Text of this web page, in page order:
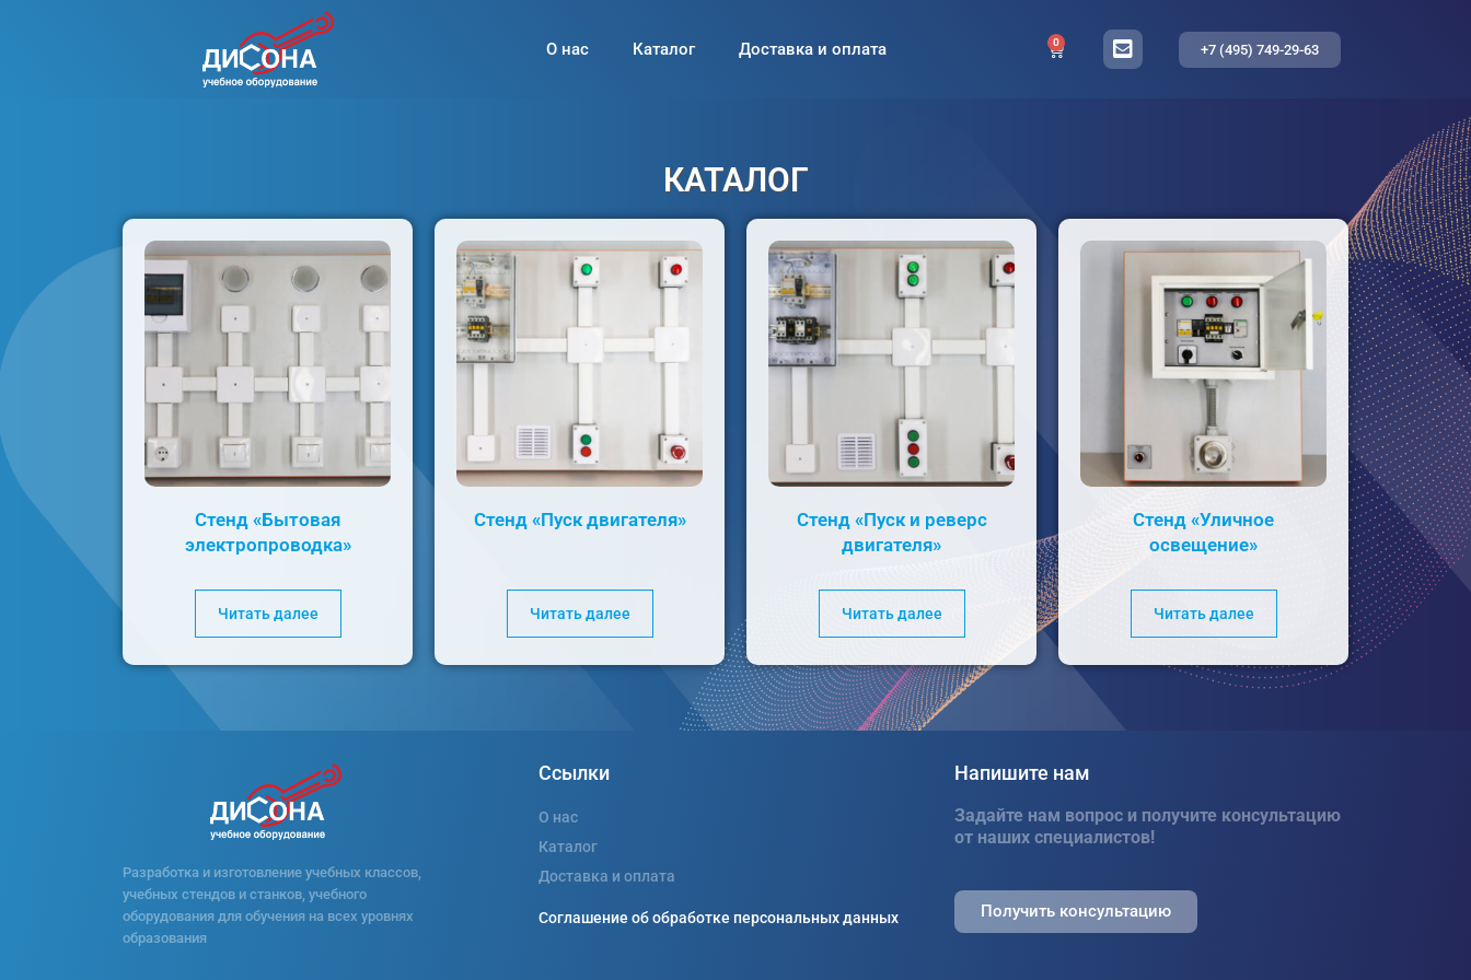
О нас Каталог Доставка и оплата 0 +7 (495) 749-29-63
КАТАЛОГ
Стенд «Бытовая
электропроводка»
Читать далее
Стенд «Пуск двигателя»
Читать далее
Стенд «Пуск и реверс
двигателя»
Читать далее
Стенд «Уличное
освещение»
Читать далее
Разработка и изготовление учебных классов,
учебных стендов и станков, учебного
оборудования для обучения на всех уровнях
образования
Ссылки
О нас
Каталог
Доставка и оплата
Соглашение об обработке персональных данных
Напишите нам
Задайте нам вопрос и получите консультацию
от наших специалистов!
Получить консультацию